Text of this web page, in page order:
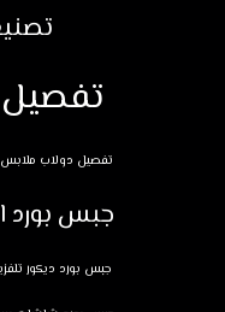
تفصيل دولاب ملابس
جبس
جبس بورد ديكور